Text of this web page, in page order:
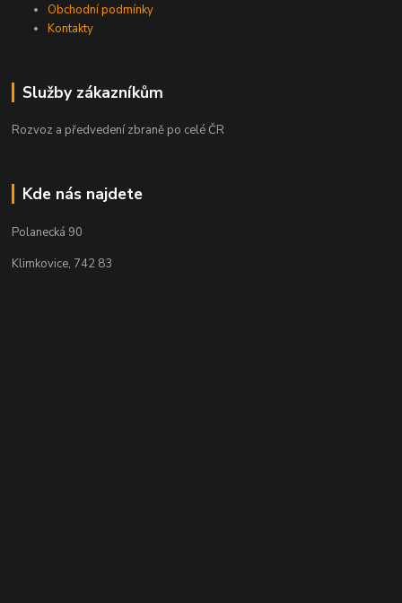
Obchodní podmínky
Kontakty
Služby zákazníkům
Rozvoz a předvedení zbraně po celé ČR
Kde nás najdete
Polanecká 90
Klimkovice, 742 83